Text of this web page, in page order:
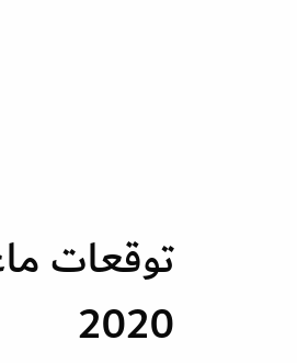
توقعات
2020